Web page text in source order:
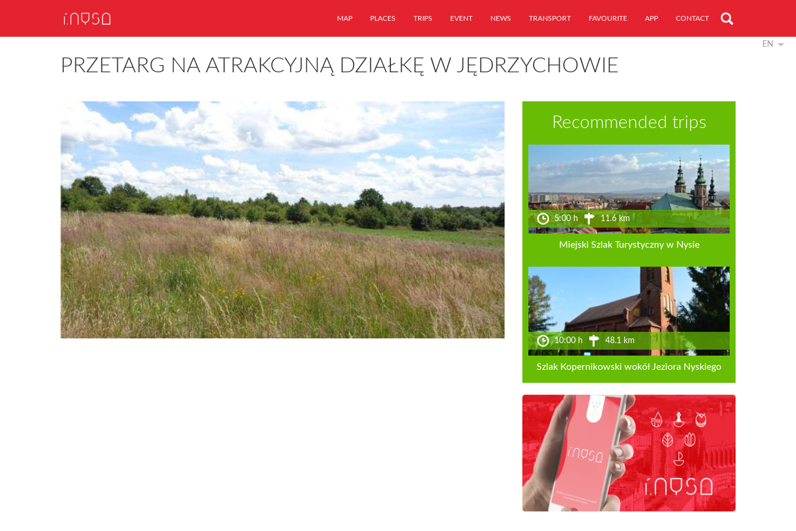
MAP PLACES TRIPS EVENT NEWS TRANSPORT FAVOURITE APP CONTACT
EN
PRZETARG NA ATRAKCYJNĄ DZIAŁKĘ W JĘDRZYCHOWIE
Recommended trips
5:00 h 11.6 km
Miejski Szlak Turystyczny w Nysie
10:00 h 48.1 km
Szlak Kopernikowski wokół Jeziora Nyskiego